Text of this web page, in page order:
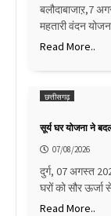
बलौदाबाजाऱ,7
महतारी वंदन
Read More..
छत्तीसगढ़
सूर्य घर योजना ने
07/08/2026
दुर्ग, 07 अगस्त
घरों को सौर
Read More..